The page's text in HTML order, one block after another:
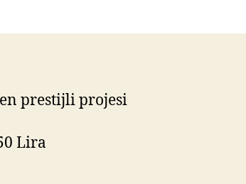
4,950
prestijli projesi